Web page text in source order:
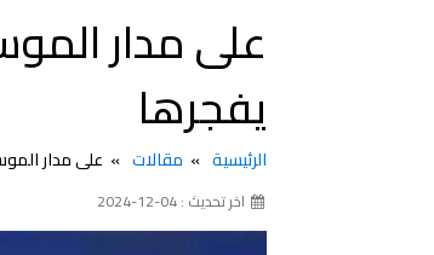
على مدار
يفجرها
الرئيسية مقالات على مدار
اخر تحديث : 04-12-2024